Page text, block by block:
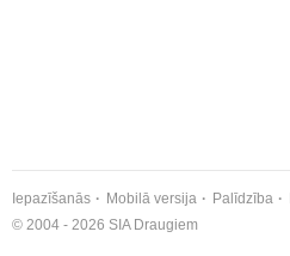
Iepazīšanās Mobilā versija Palīdzība
© 2004 - 2026 SIA Draugiem